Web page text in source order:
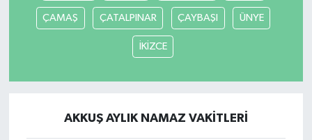
ÇAMAŞ ÇATALPINAR ÇAYBAŞI ÜNYE
İKİZCE
AKKUŞ AYLIK NAMAZ VAKITLERI